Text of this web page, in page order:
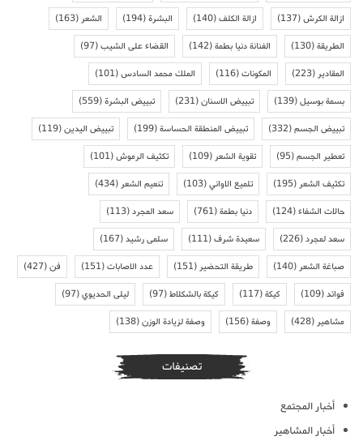
ازالة الكرش(137) ازالة الكلف(140) البشرة(194) الشعر(163)
الطريقة(130) الفنانة دنيا بطمة(142) القضاء على الشيب(97)
المقادير(223) المكونات(116) الملك محمد السادس(101)
بسمة بوسيل(139) تبييض الاسنان(231) تبييض البشرة(559)
تبييض الجسم(332) تبييض المنطقة الحساسة(199) تبييض اليدين(119)
تعطير الجسم(95) تقوية الشعر(109) تكثيف الرموش(101)
تكثيف الشعر(195) تلميع الاواني(103) تنعيم الشعر(434)
حالات الشفاء(124) دنيا بطمة(761) سعد المجرد(113)
سعد لمجرد(226) سعيدة شرف(111) سلمى رشيد(167)
صباغة الشعر(140) طريقة التحضير(151) عدد الاصابات(151) فن(427)
فوائد(109) كيكة(117) كيكة بالشكلاط(97) ليلى الحديوي(97)
مشاهير(428) وصفة(156) وصفة لزيادة الوزن(138)
تصنيفات
أخبار المجتمع
أخبار المشاهير